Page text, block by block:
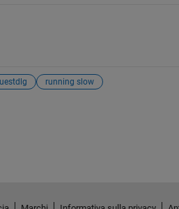
running slow